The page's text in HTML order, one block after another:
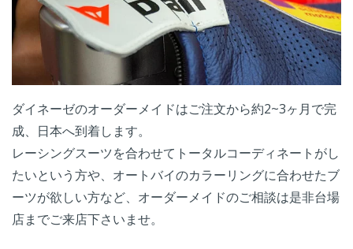
ダイネーゼのオーダーメイドはご注文から約2~3ヶ月で完
成、日本へ到着します。
レーシングスーツを合わせてトータルコーディネートがし
たいという方や、オートバイのカラーリングに合わせたブ
ーツが欲しい方など、オーダーメイドのご相談は是非台場
店までご来店下さいませ。